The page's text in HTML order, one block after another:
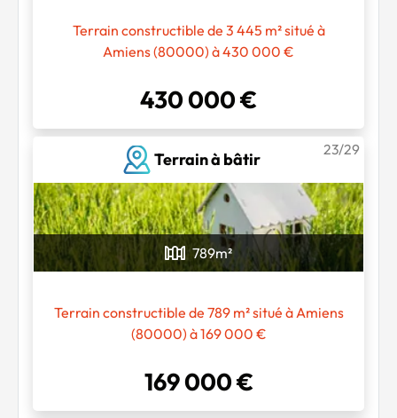
Terrain constructible de 3 445 m² situé à
Amiens (80000) à 430 000 €
430 000 €
Terrain à bâtir
23/29
789m²
Terrain constructible de 789 m² situé à Amiens
(80000) à 169 000 €
169 000 €